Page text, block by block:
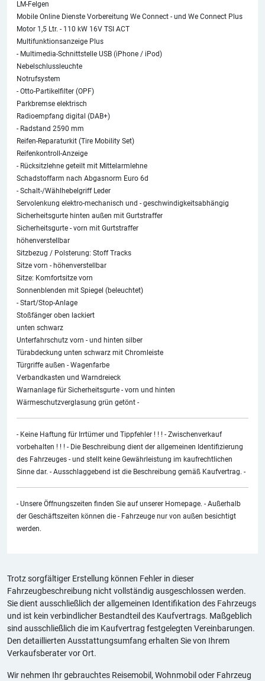
LM-Felgen
Mobile Online Dienste Vorbereitung We Connect - und We Connect Plus
Motor 1,5 Ltr. - 110 kW 16V TSI ACT
Multifunktionsanzeige Plus
- Multimedia-Schnittstelle USB (iPhone / iPod)
Nebelschlussleuchte
Notrufsystem
- Otto-Partikelfilter (OPF)
Parkbremse elektrisch
Radioempfang digital (DAB+)
- Radstand 2590 mm
Reifen-Reparaturkit (Tire Mobility Set)
Reifenkontroll-Anzeige
- Rücksitzlehne geteilt mit Mittelarmlehne
Schadstoffarm nach Abgasnorm Euro 6d
- Schalt-/Wählhebelgriff Leder
Servolenkung elektro-mechanisch und - geschwindigkeitsabhängig
Sicherheitsgurte hinten außen mit Gurtstraffer
Sicherheitsgurte - vorn mit Gurtstraffer
höhenverstellbar
Sitzbezug / Polsterung: Stoff Tracks
Sitze vorn - höhenverstellbar
Sitze: Komfortsitze vorn
Sonnenblenden mit Spiegel (beleuchtet)
- Start/Stop-Anlage
Stoßfänger oben lackiert
unten schwarz
Unterfahrschutz vorn - und hinten silber
Türabdeckung unten schwarz mit Chromleiste
Türgriffe außen - Wagenfarbe
Verbandkasten und Warndreieck
Warnanlage für Sicherheitsgurte - vorn und hinten
Wärmeschutzverglasung grün getönt -
- Keine Haftung für Irrtümer und Tippfehler ! ! ! - Zwischenverkauf
vorbehalten ! ! ! - Die Beschreibung dient der allgemeinen Identifizierung
des Fahrzeuges - und stellt keine Gewährleistung im kaufrechtlichen
Sinne dar. - Ausschlaggebend ist die Beschreibung gemäß Kaufvertrag. -
- Unsere Öffnungszeiten finden Sie auf unserer Homepage. - Außerhalb
der Geschäftszeiten können die - Fahrzeuge nur von außen besichtigt
werden.
Trotz sorgfältiger Erstellung können Fehler in dieser
Fahrzeugbeschreibung nicht vollständig ausgeschlossen werden.
Sie dient ausschließlich der allgemeinen Identifikation des Fahrzeugs
und ist kein verbindlicher Bestandteil des Kaufvertrags. Maßgeblich
sind ausschließlich die im Kaufvertrag festgelegten Vereinbarungen.
Den detaillierten Ausstattungsumfang erhalten Sie von Ihrem
Verkaufsberater vor Ort.
Wir nehmen Ihr gebrauchtes Reisemobil, Wohnmobil oder Fahrzeug